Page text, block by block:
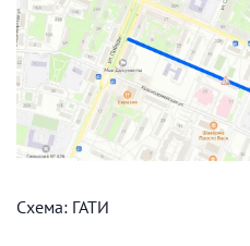
Схема: ГАТИ